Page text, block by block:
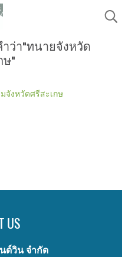
ว่า"ทนายจังหวัด
ษ"
จังหวัดศรีสะเกษ
US
ด์วิน จำกัด